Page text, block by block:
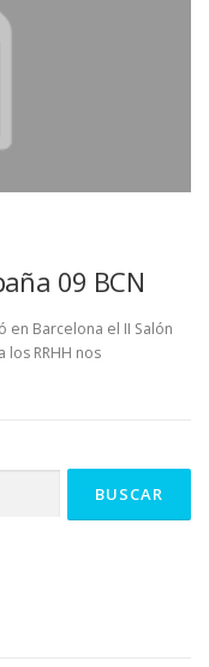
09 BCN
en Barcelona el II Salón
los RRHH nos